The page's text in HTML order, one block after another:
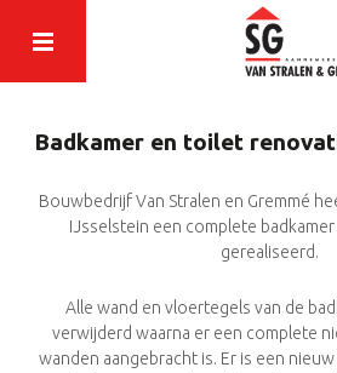
Badkamer en toilet
Bouwbedrijf Van Stralen en Gremmé
IJsselstein een complete
gerealiseerd.
Alle wand en vloertegels van de
verwijderd waarna er een complete
wanden aangebracht is. Er is een